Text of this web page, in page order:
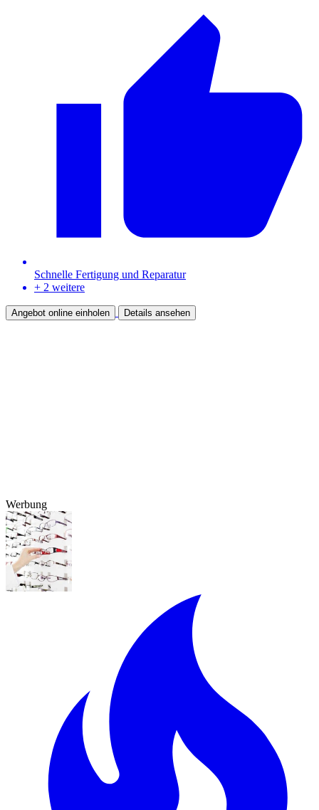
Schnelle Fertigung und Reparatur
+ 2 weitere
Angebot online einholen Details ansehen
Werbung